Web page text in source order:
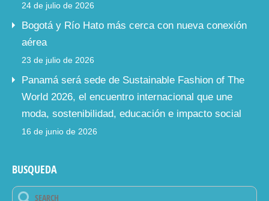
24 de julio de 2026
Bogotá y Río Hato más cerca con nueva conexión
aérea
23 de julio de 2026
Panamá será sede de Sustainable Fashion of The
World 2026, el encuentro internacional que une
moda, sostenibilidad, educación e impacto social
16 de junio de 2026
BUSQUEDA